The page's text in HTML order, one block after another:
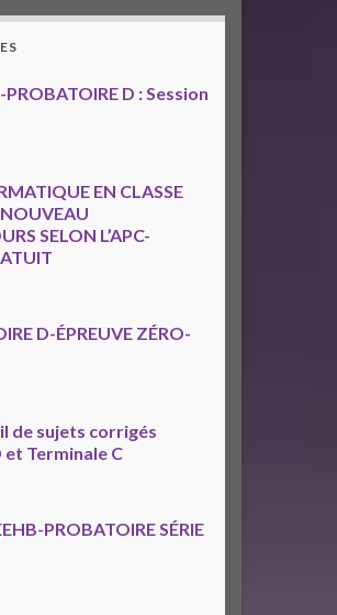
D : Session
EN CLASSE
NOUVEAU
SELON L’APC-
D-ÉPREUVE ZÉRO-
de sujets corrigés
et Terminale C
PROBATOIRE SÉRIE